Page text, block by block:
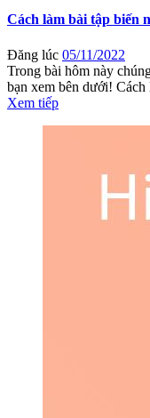
Cách làm bài tập biến
Đăng lúc 05/11/2022
Trong bài hôm này
bạn xem bên dưới! Cách
Xem tiếp